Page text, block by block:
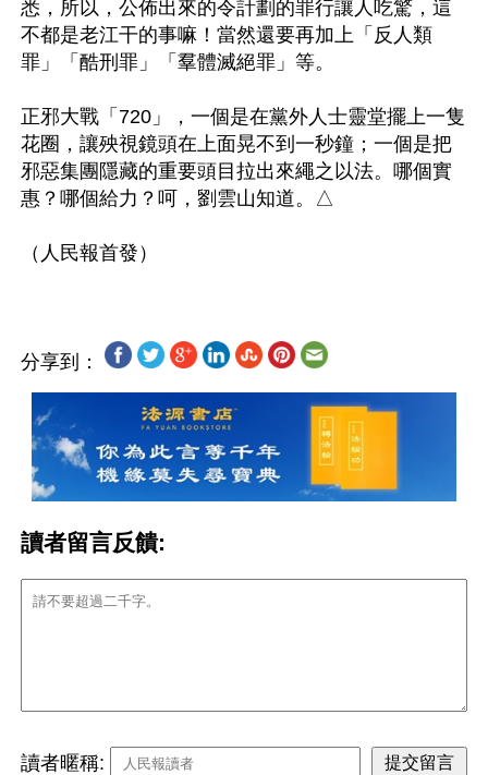
悉，所以，公佈出來的令計劃的罪行讓人吃驚，這
不都是老江干的事嘛！當然還要再加上「反人類
罪」「酷刑罪」「羣體滅絕罪」等。
正邪大戰「720」，一個是在黨外人士靈堂擺上一隻
花圈，讓殃視鏡頭在上面晃不到一秒鐘；一個是把
邪惡集團隱藏的重要頭目拉出來繩之以法。哪個實
惠？哪個給力？呵，劉雲山知道。△
分享到：
讀者留言反饋:
讀者暱稱: